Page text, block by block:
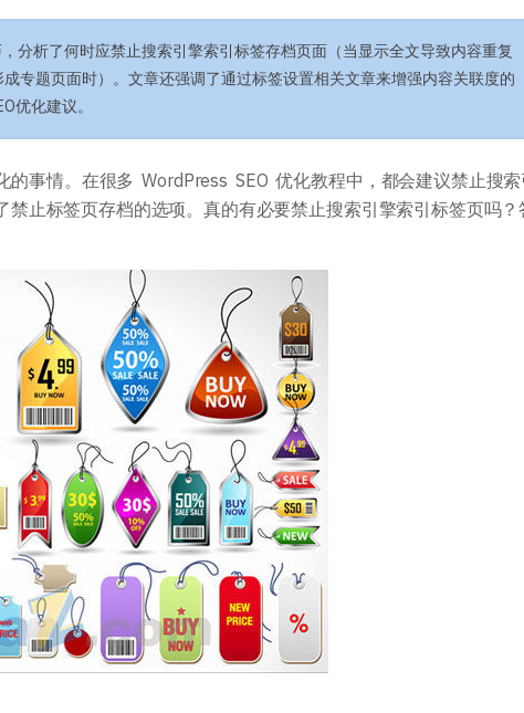
您的网站不仅有流量，更有转化。 我们提供从技术维护，内容运营、广
全运维的一站式全生命周期服务。
开发文档手册
网站管理运营
WP新闻资讯
WooCommerce开发
多语言主题开发
电子商务和支付
分析了何时应禁止搜索引擎索引标签存档页面（当显示全文导致内容重复
专题页面时）。文章还强调了通过标签设置相关文章来增强内容关联度的
优化建议。
事情。在很多 WordPress SEO 优化教程中，都会建议禁止搜
止标签页存档的选项。真的有必要禁止搜索引擎索引标签页吗？